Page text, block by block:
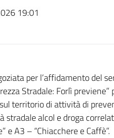
19:01
per l’affidamento del
Stradale: Forlì
territorio di attività di
stradale alcol e droga
e A3 – “Chiacchere e Caffè”.